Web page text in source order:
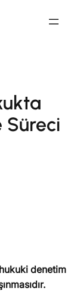
Süreci
denetim